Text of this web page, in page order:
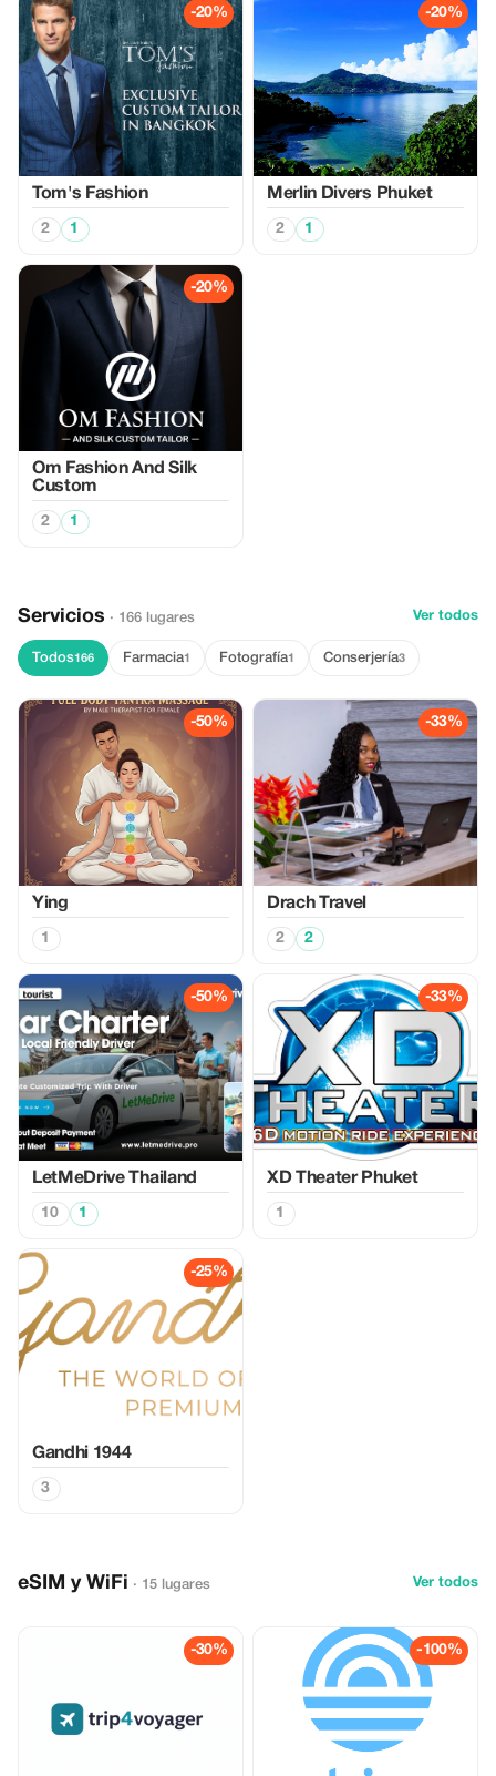
-20%
Tom's Fashion
2 1
-20%
Merlin Divers Phuket
2 1
-20%
Om Fashion And Silk
Custom
2 1
Servicios · 166 lugares Ver todos
Todos166 Farmacia1 Fotografía1 Conserjería3
-50%
Ying
1
-33%
Drach Travel
2 2
-50%
LetMeDrive Thailand
10 1
-33%
XD Theater Phuket
1
-25%
Gandhi 1944
3
eSIM y WiFi · 15 lugares Ver todos
-30% -100%